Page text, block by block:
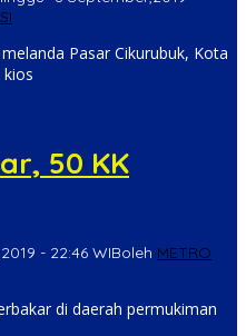
Pasar Cikurubuk, Kota
kios
50 KK
- 22:46 WIBoleh METRO
di daerah permukiman